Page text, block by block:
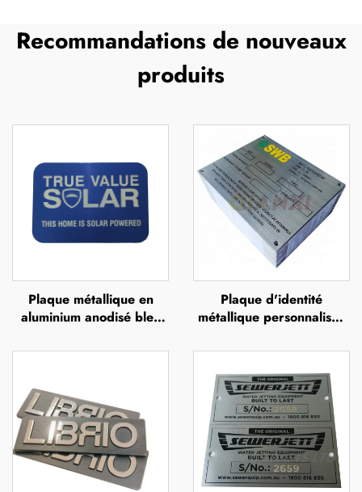
Recommandations de nouveaux
produits
Plaque métallique en
aluminium anodisé bleu
avec impression UV,
offset, plaque métallique
en relief portant le nom
de la marque
Plaque d'identité
métallique personnalisée
commémorative en acier
inoxydable gravée,
plaque d'identité avec
logo